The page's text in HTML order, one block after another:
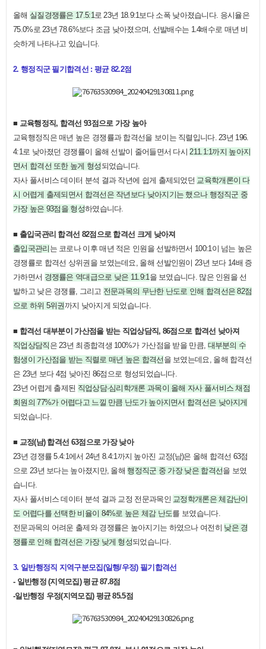
올해 실질경쟁률은 17.5:1 로 23년 18.9:1보다 소폭 낮아졌습니다. 응시율은
75.0%로 23년 78.6%보다 조금 낮아졌으며, 선발배수는 1.4배수로 매년 비
슷하게 나타나고 있습니다.
2. 행정직군 필기합격선 : 평균 82.2점
■ 교육행정직, 합격선 93점으로 가장 높아
교육행정직은 매년 높은 경쟁률과 합격선을 보이는 직렬입니다. 23년 196.
4:1로 낮아졌던 경쟁률이 올해 선발이 줄어들면서 다시 211.1:1까지 높아지
면서 합격선 또한 높게 형성 되었습니다.
자사 풀서비스 데이터 분석 결과 작년에 쉽게 출제되었던 교육학개론이 다
시 어렵게 출제되면서 합격선은 작년보다 낮아지기는 했으나 행정직군 중
가장 높은 93점을 형성하였습니다.
■ 출입국관리 합격선 82점으로 합격선 크게 낮아져
출입국관리 는 코로나 이후 매년 적은 인원을 선발하면서 100:1이 넘는 높은
경쟁률로 합격선 상위권을 보였는데요, 올해 선발인원이 23년 보다 14배 증
가하면서 경쟁률은 역대급으로 낮은 11.9:1 을 보였습니다. 많은 인원을 선
발하고 낮은 경쟁률, 그리고 전문과목의 무난한 난도로 인해 합격선은 82점
으로 하위 5위권 까지 낮아지게 되었습니다.
■ 합격선 대부분이 가산점을 받는 직업상담직, 86점으로 합격선 낮아져
직업상담직 은 23년 최종합격생 100%가 가산점을 받을 만큼, 대부분의 수
험생이 가산점을 받는 직렬로 매년 높은 합격선 을 보였는데요, 올해 합격선
은 23년 보다 4점 낮아진 86점으로 형성되었습니다.
23년 어렵게 출제된 직업상담·심리학개론 과목이 올해 자사 풀서비스 채점
회원의 77%가 어렵다고 느낄 만큼 난도 가 높아지면서 합격선은 낮아지게
되었습니다.
■ 교정(남) 합격선 63점으로 가장 낮아
23년 경쟁률 5.4:1에서 24년 8.4:1까지 높아진 교정(남)은 올해 합격선 63점
으로 23년 보다는 높아졌지만, 올해행정직군 중 가장 낮은 합격선을 보였
습니다.
자사 풀서비스 데이터 분석 결과 교정 전문과목인 교정학개론은 체감난이
도 어렵다를 선택한 비율이 84%로 높은 체감 난도를 보였습니다.
전문과목의 어려운 출제와 경쟁률은 높아지기는 하였으나 여전히 낮은 경
쟁률로 인해 합격선은 가장 낮게 형성되었습니다.
3. 일반행정직 지역구분모집(일행/우정) 필기합격선
- 일반행정 (지역모집) 평균 87.8점
-일반행정 우정(지역모집) 평균 85.5점